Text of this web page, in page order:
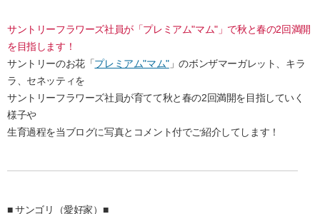
サントリーフラワーズ社員が「プレミアム"マム"」で秋と春の2回満開
を目指します！
サントリーのお花「プレミアム"マム"」のボンザマーガレット、キラ
ラ、セネッティを
サントリーフラワーズ社員が育てて秋と春の2回満開を目指していく
様子や
生育過程を当ブログに写真とコメント付でご紹介してします！
■ サンゴリ（愛好家）■